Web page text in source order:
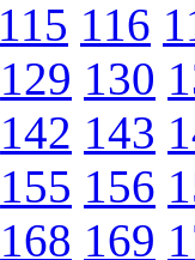
115 116
129 130
142 143
155 156
168 169